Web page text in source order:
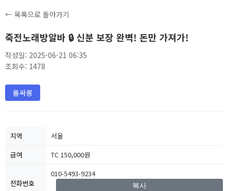
← 목록으로 돌아가기
죽전노래방알바 🔒 신분 보장 완벽! 돈만 가져가!
작성일: 2025-06-21 06:35
조회수: 1478
룸싸롱
지역
서울
급여
TC 150,000원
전화번호
010-5493-9234
복사